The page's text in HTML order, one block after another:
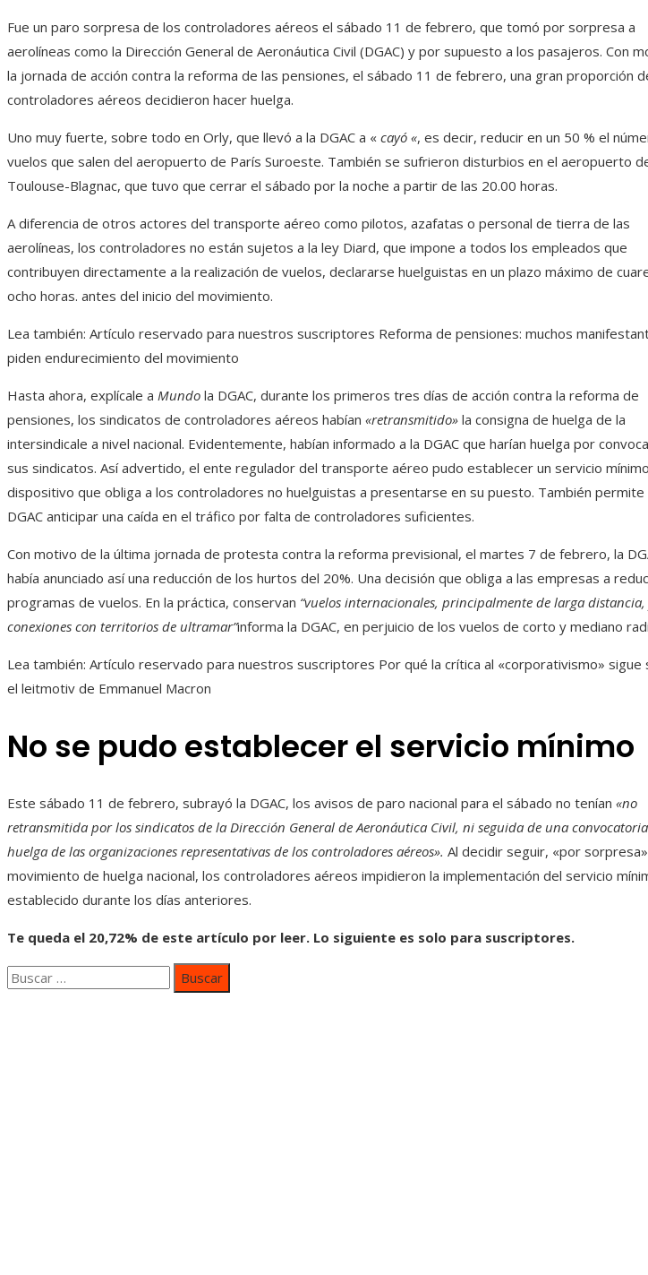
Fue un paro sorpresa de los controladores aéreos el sábado 11 de febrero, que tomó por sorpresa a
aerolíneas como la Dirección General de Aeronáutica Civil (DGAC) y por supuesto a los pasajeros. Con
la jornada de acción contra la reforma de las pensiones, el sábado 11 de febrero, una gran proporción
controladores aéreos decidieron hacer huelga.
Uno muy fuerte, sobre todo en Orly, que llevó a la DGAC a « cayó «, es decir, reducir en un 50 % el
vuelos que salen del aeropuerto de París Suroeste. También se sufrieron disturbios en el aeropuerto
Toulouse-Blagnac, que tuvo que cerrar el sábado por la noche a partir de las 20.00 horas.
A diferencia de otros actores del transporte aéreo como pilotos, azafatas o personal de tierra de las
aerolíneas, los controladores no están sujetos a la ley Diard, que impone a todos los empleados que
contribuyen directamente a la realización de vuelos, declararse huelguistas en un plazo máximo de
ocho horas. antes del inicio del movimiento.
Lea también: Artículo reservado para nuestros suscriptores Reforma de pensiones: muchos
piden endurecimiento del movimiento
Hasta ahora, explícale a Mundo la DGAC, durante los primeros tres días de acción contra la reforma de
pensiones, los sindicatos de controladores aéreos habían «retransmitido» la consigna de huelga de la
intersindicale a nivel nacional. Evidentemente, habían informado a la DGAC que harían huelga por
sus sindicatos. Así advertido, el ente regulador del transporte aéreo pudo establecer un servicio
dispositivo que obliga a los controladores no huelguistas a presentarse en su puesto. También permite
DGAC anticipar una caída en el tráfico por falta de controladores suficientes.
Con motivo de la última jornada de protesta contra la reforma previsional, el martes 7 de febrero, la
había anunciado así una reducción de los hurtos del 20%. Una decisión que obliga a las empresas a
programas de vuelos. En la práctica, conservan “vuelos internacionales, principalmente de larga distancia,
conexiones con territorios de ultramar”informa la DGAC, en perjuicio de los vuelos de corto y mediano
Lea también: Artículo reservado para nuestros suscriptores Por qué la crítica al «corporativismo» sigue
el leitmotiv de Emmanuel Macron
No se pudo establecer el servicio mínimo
Este sábado 11 de febrero, subrayó la DGAC, los avisos de paro nacional para el sábado no tenían «no
retransmitida por los sindicatos de la Dirección General de Aeronáutica Civil, ni seguida de una
huelga de las organizaciones representativas de los controladores aéreos». Al decidir seguir, «por
movimiento de huelga nacional, los controladores aéreos impidieron la implementación del servicio
establecido durante los días anteriores.
Te queda el 20,72% de este artículo por leer. Lo siguiente es solo para suscriptores.
Buscar: